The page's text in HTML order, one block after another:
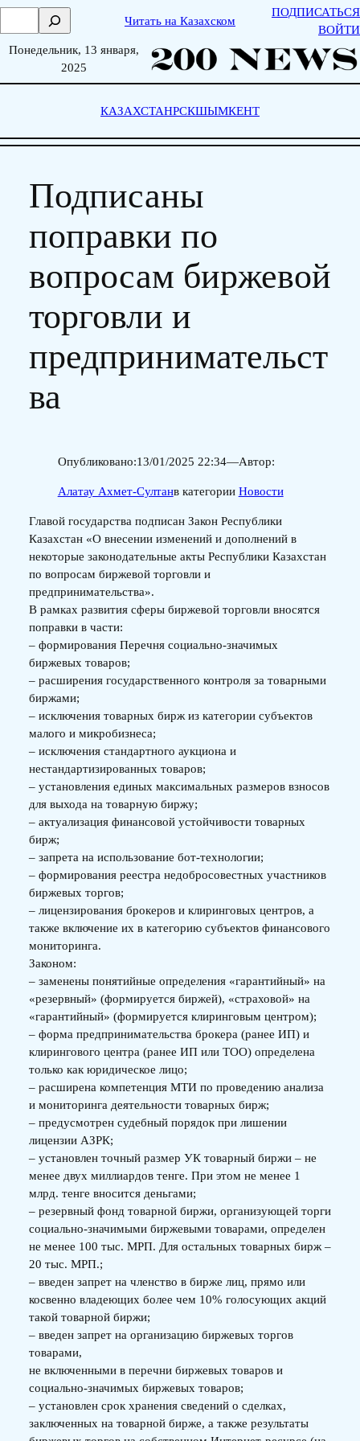
Skip
content
о
к
Читать на Казахском
ПОДПИСАТЬСЯ
ВОЙТИ
Понедельник, 13 января,
2025
КАЗАХСТАНРСКШЫМКЕНТ
Подписаны
поправки по
вопросам биржевой
торговли и
предпринимательст
ва
Опубликовано:13/01/2025 22:34—Автор:
Алатау Ахмет-Султанв категории Новости
Главой государства подписан Закон Республики
Казахстан «О внесении изменений и дополнений в
некоторые законодательные акты Республики Казахстан
по вопросам биржевой торговли и
предпринимательства».
В рамках развития сферы биржевой торговли вносятся
поправки в части:
– формирования Перечня социально-значимых
биржевых товаров;
– расширения государственного контроля за товарными
биржами;
– исключения товарных бирж из категории субъектов
малого и микробизнеса;
– исключения стандартного аукциона и
нестандартизированных товаров;
– установления единых максимальных размеров взносов
для выхода на товарную биржу;
– актуализация финансовой устойчивости товарных
бирж;
– запрета на использование бот-технологии;
– формирования реестра недобросовестных участников
биржевых торгов;
– лицензирования брокеров и клиринговых центров, а
также включение их в категорию субъектов финансового
мониторинга.
Законом:
– заменены понятийные определения «гарантийный» на
«резервный» (формируется биржей), «страховой» на
«гарантийный» (формируется клиринговым центром);
– форма предпринимательства брокера (ранее ИП) и
клирингового центра (ранее ИП или ТОО) определена
только как юридическое лицо;
– расширена компетенция МТИ по проведению анализа
и мониторинга деятельности товарных бирж;
– предусмотрен судебный порядок при лишении
лицензии АЗРК;
– установлен точный размер УК товарный биржи – не
менее двух миллиардов тенге. При этом не менее 1
млрд. тенге вносится деньгами;
– резервный фонд товарной биржи, организующей торги
социально-значимыми биржевыми товарами, определен
не менее 100 тыс. МРП. Для остальных товарных бирж –
20 тыс. МРП.;
– введен запрет на членство в бирже лиц, прямо или
косвенно владеющих более чем 10% голосующих акций
такой товарной биржи;
– введен запрет на организацию биржевых торгов
товарами,
не включенными в перечни биржевых товаров и
социально-значимых биржевых товаров;
– установлен срок хранения сведений о сделках,
заключенных на товарной бирже, а также результаты